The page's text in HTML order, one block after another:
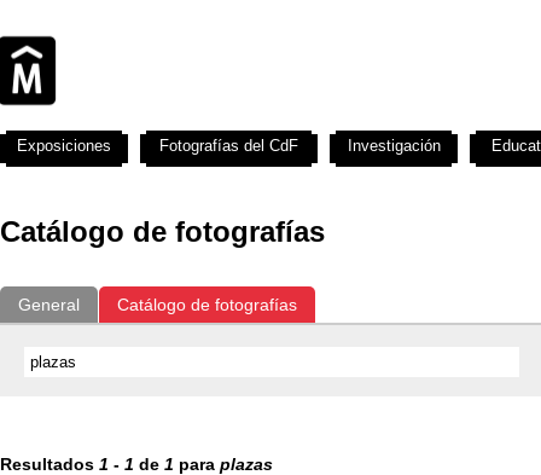
Catálogo de fotografías
General Catálogo de fotografías
Resultados 1 - 1 de 1 para plazas
Exposiciones Fotografías del CdF Investigación